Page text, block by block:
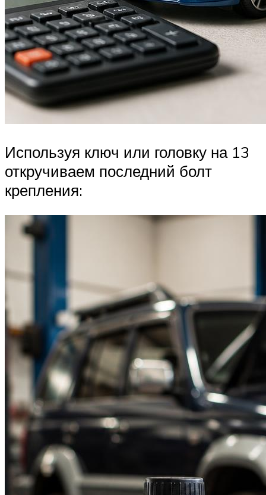
Используя ключ или головку на 13
откручиваем последний болт
крепления: